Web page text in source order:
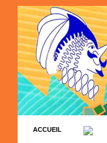
ACCUEIL